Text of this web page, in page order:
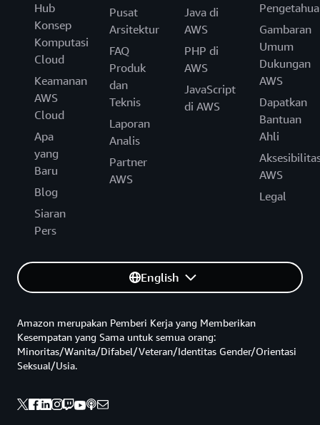
Hub
Konsep
Komputasi
Cloud
Keamanan
AWS
Cloud
Apa
yang
Baru
Blog
Siaran
Pers
Pusat
Arsitektur
FAQ
Produk
dan
Teknis
Laporan
Analis
Partner
AWS
Java di
AWS
PHP di
AWS
JavaScript
di AWS
Gambaran
Umum
Dukungan
AWS
Dapatkan
Bantuan
Ahli
AWS
Legal
English
Amazon merupakan Pemberi Kerja yang Memberikan
Kesempatan yang Sama untuk semua orang:
Minoritas/Wanita/Difabel/Veteran/Identitas Gender/Orientasi
Seksual/Usia.